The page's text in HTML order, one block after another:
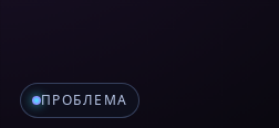
ПРОБЛЕМА